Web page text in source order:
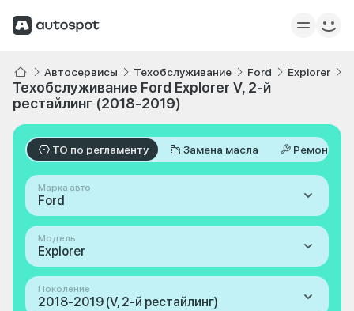
Автосервисы Техобслуживание Ford Explorer
Техобслуживание Ford Explorer V, 2-й
рестайлинг (2018-2019)
ТО по регламенту Замена масла Ремонт
Марка авто
Ford
Модель
Explorer
Поколение
2018-2019 (V, 2-й рестайлинг)